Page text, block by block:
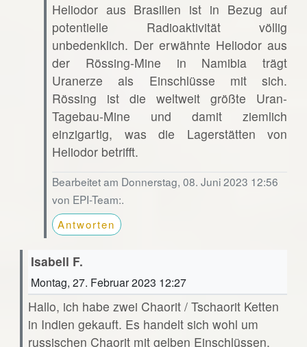
Heliodor aus Brasilien ist in Bezug auf
potentielle Radioaktivität völlig
unbedenklich. Der erwähnte Heliodor aus
der Rössing-Mine in Namibia trägt
Uranerze als Einschlüsse mit sich.
Rössing ist die weltweit größte Uran-
Tagebau-Mine und damit ziemlich
einzigartig, was die Lagerstätten von
Heliodor betrifft.
Bearbeitet am Donnerstag, 08. Juni 2023 12:56
von EPI-Team:.
Antworten
Isabell F.
Montag, 27. Februar 2023 12:27
Hallo, ich habe zwei Chaorit / Tschaorit Ketten
in Indien gekauft. Es handelt sich wohl um
russischen Chaorit mit gelben Einschlüssen.